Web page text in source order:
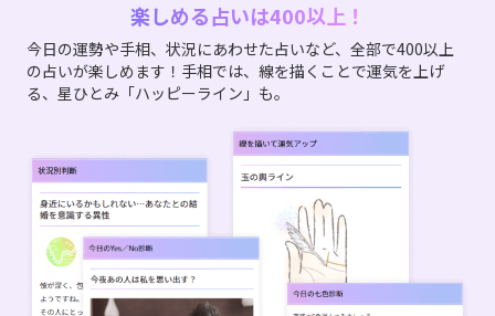
楽しめる占いは400以上！
今日の運勢や手相、状況にあわせた占いなど、全部で400以上
の占いが楽しめます！手相では、線を描くことで運気を上げ
る、星ひとみ「ハッピーライン」も。